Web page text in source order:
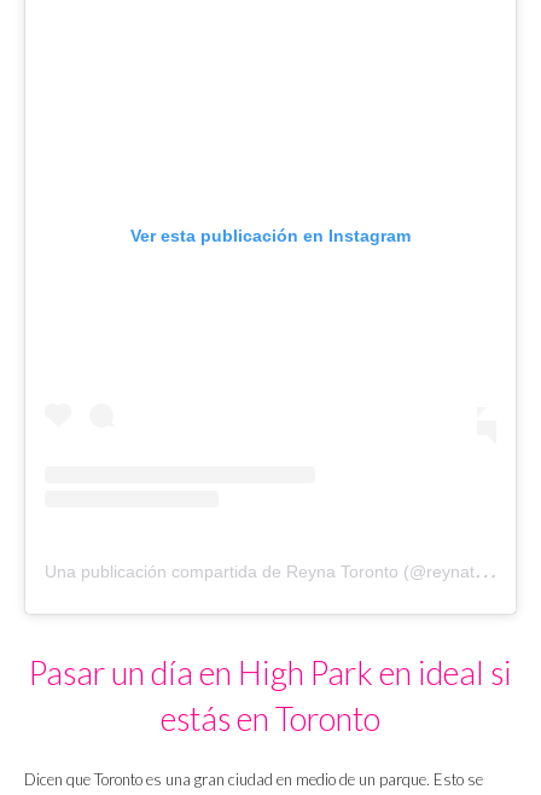
Ver esta publicación en Instagram
U
na publicación compartida de Reyna Toronto (@reynatoronto)
Pasar un día en High Park en ideal si
estás en Toronto
Dicen que Toronto es una gran ciudad en medio de un parque. Esto se